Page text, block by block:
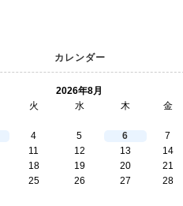
カレンダー
2026年8月
火 水 木 金
4 5 6 7
11 12 13 14
18 19 20 21
25 26 27 28